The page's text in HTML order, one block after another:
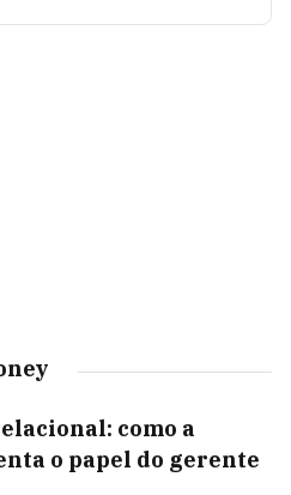
como a
o papel do gerente